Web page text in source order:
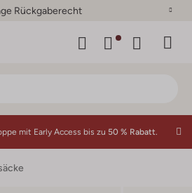
Rückgaberecht
mit Early Access bis zu 50 % Rabatt.